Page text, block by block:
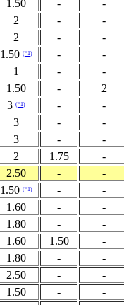
1.50 - -
2 - -
2 - -
1.50 (*1) - -
1 - -
1.50 - 2
3 (*1) - -
3 - -
3 - -
2 1.75 -
2.50 - -
1.50 (*1) - -
1.60 - -
1.80 - -
1.60 1.50 -
1.80 - -
2.50 - -
1.50 - -